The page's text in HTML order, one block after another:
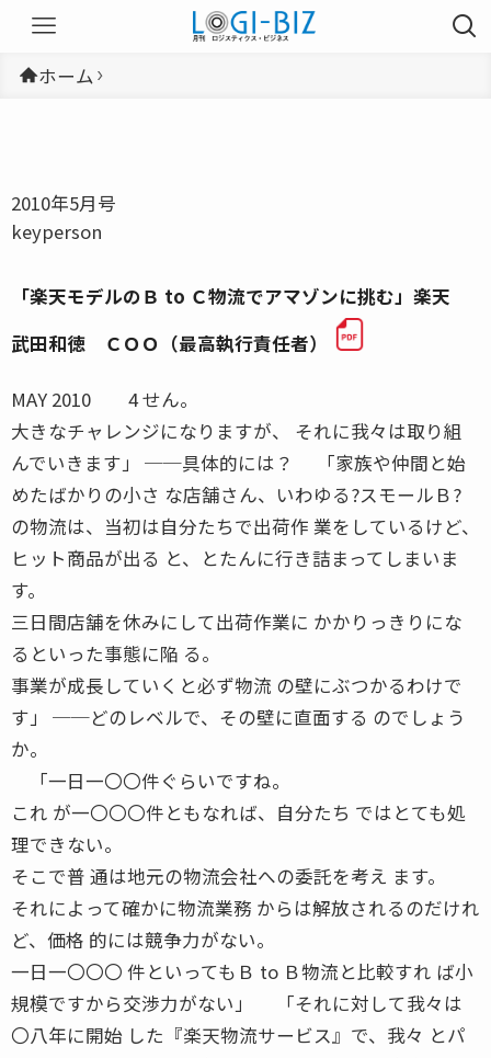
ホーム
2010年5月号
keyperson
「楽天モデルのＢ to Ｃ物流でアマゾンに挑む」楽天
武田和徳 ＣＯＯ（最高執行責任者）
MAY 2010 4 せん。
大きなチャレンジになりますが、 それに我々は取り組
んでいきます」 ──具体的には？ 「家族や仲間と始
めたばかりの小さ な店舗さん、いわゆる?スモールＢ?
の物流は、当初は自分たちで出荷作 業をしているけど、
ヒット商品が出る と、とたんに行き詰まってしまいま
す。
三日間店舗を休みにして出荷作業に かかりっきりにな
るといった事態に陥 る。
事業が成長していくと必ず物流 の壁にぶつかるわけで
す」 ──どのレベルで、その壁に直面する のでしょう
か。
「一日一〇〇件ぐらいですね。
これ が一〇〇〇件ともなれば、自分たち ではとても処
理できない。
そこで普 通は地元の物流会社への委託を考え ます。
それによって確かに物流業務 からは解放されるのだけれ
ど、価格 的には競争力がない。
一日一〇〇〇 件といってもＢ to Ｂ物流と比較すれ ば小
規模ですから交渉力がない」 「それに対して我々は
〇八年に開始 した『楽天物流サービス』で、我々 とパ